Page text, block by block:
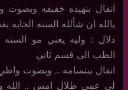
انفال بنهيده خفيفه
يالله ان شألله السنه الجايه
دلال : وليه يعني مو
الطب الى قسم ثاني
انفال ببتسامه .. وبصوت
لي عمي طلال امس .. الله